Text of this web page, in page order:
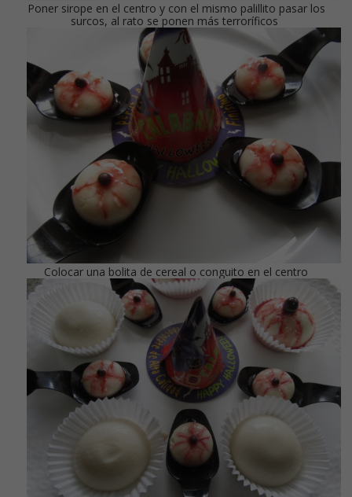
Poner sirope en el centro y con el mismo palillito pasar los
surcos, al rato se ponen más terroríficos
Colocar una bolita de cereal o conguito en el centro